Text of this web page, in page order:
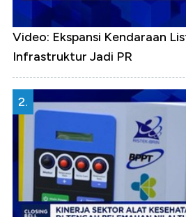
Video: Ekspansi Kendaraan
Infrastruktur Jadi PR
2.